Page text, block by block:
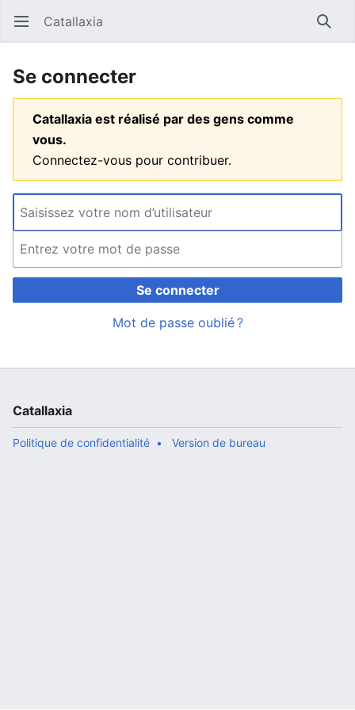
Ouvrir le menu principal Catallaxia
Se connecter
Catallaxia est réalisé par des gens comme
vous.
Connectez-vous pour contribuer.
Se connecter
Mot de passe oublié ?
Catallaxia
Politique de confidentialité Version de bureau